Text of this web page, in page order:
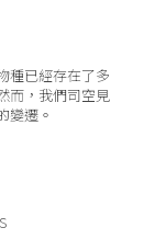
種已經存在了多
而，我們司空見
變遷。